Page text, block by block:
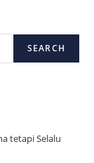
SEARCH
tetapi Selalu